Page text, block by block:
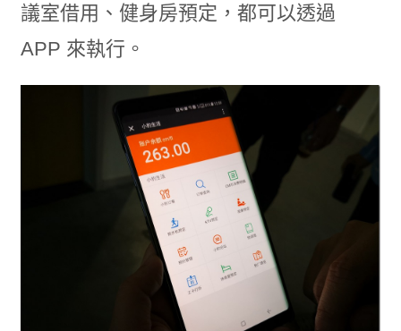
議室借用、健身房預定，都可以透過
APP 來執行。